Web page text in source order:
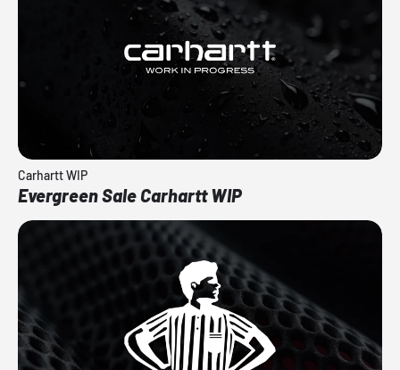
Carhartt WIP
Evergreen Sale Carhartt WIP